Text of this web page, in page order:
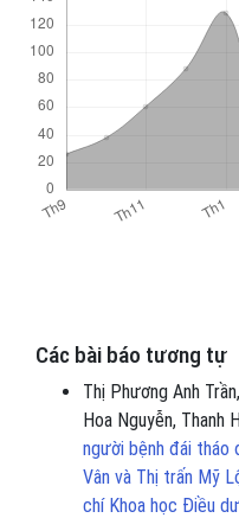
Các bài báo tương tự
Thị Phương Anh
Hoa Nguyễn, Thanh
người bệnh đái tháo
Vân và Thị trấn Mỹ
chí Khoa học Điều